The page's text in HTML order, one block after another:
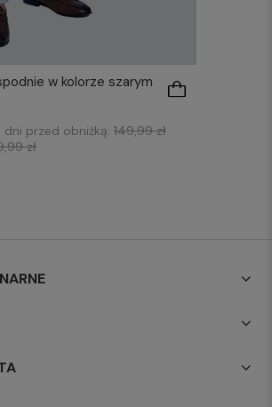
w kolorze szarym
dni przed obniżką: 149,99 zł
zł